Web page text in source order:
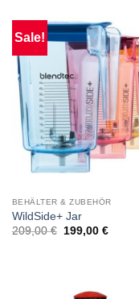
Sale!
BEHÄLTER & ZUBEHÖR
WildSide+ Jar
209,00€ 199,00 €